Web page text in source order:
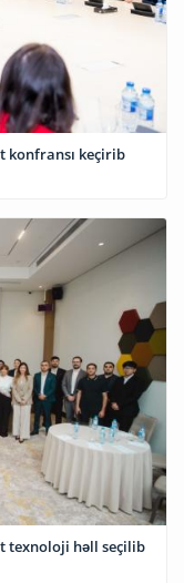
konfransı keçirib
texnoloji həll seçilib